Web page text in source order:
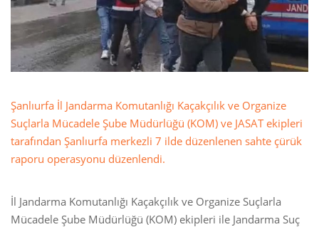
Şanlıurfa İl Jandarma Komutanlığı Kaçakçılık ve Organize
Suçlarla Mücadele Şube Müdürlüğü (KOM) ve JASAT ekipleri
tarafından Şanlıurfa merkezli 7 ilde düzenlenen sahte çürük
raporu operasyonu düzenlendi.
İl Jandarma Komutanlığı Kaçakçılık ve Organize Suçlarla
Mücadele Şube Müdürlüğü (KOM) ekipleri ile Jandarma Suç